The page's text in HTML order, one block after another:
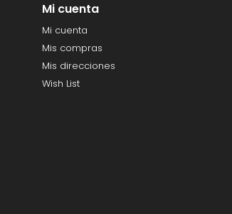
Mi cuenta
Mi cuenta
Mis compras
Mis direcciones
Wish List